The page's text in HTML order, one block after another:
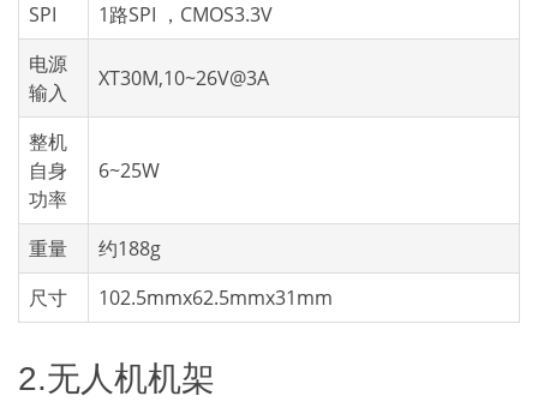
SPI
1路SPI ，CMOS3.3V
电源
输入
XT30M,10~26V@3A
整机
自身
功率
6~25W
重量
约188g
尺寸
102.5mmx62.5mmx31mm
2.无人机机架